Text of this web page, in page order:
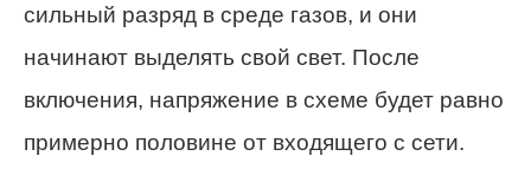
сильный разряд в среде газов, и они
начинают выделять свой свет. После
включения, напряжение в схеме будет равно
примерно половине от входящего с сети.